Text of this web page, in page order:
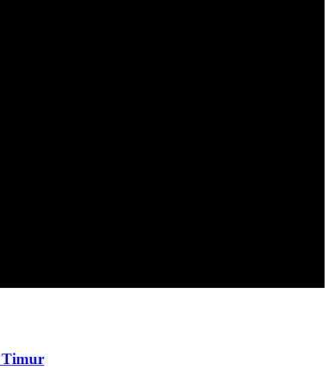
Timur